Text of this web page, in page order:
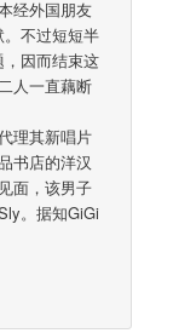
经外国朋友
不过短短半
因而结束这
人一直藕断
理其新唱片
书店的洋汉
面，该男子
。据知GiGi